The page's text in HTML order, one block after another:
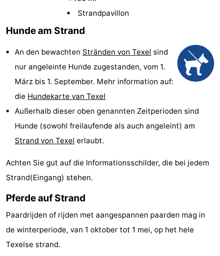
Aussichtspunkte
Übernachten
Appartements
en
Zee
De
Vlijt
-
Hoeve
Holland
-
Land
-
Strandpavillon
Hunde am Strand
An den bewachten Stränden von Texel sind
nur angeleinte Hunde zugestanden, vom 1.
März bis 1. September. Mehr information auf:
die Hundekarte van Texel
Außerhalb dieser oben genannten Zeitperioden sind
Hunde (sowohl freilaufende als auch angeleint) am
Strand von Texel erlaubt.
Achten Sie gut auf die Informationsschilder, die bei jedem
Strand(Eingang) stehen.
Pferde auf Strand
Paardrijden of rijden met aangespannen paarden mag in
de winterperiode, van 1 oktober tot 1 mei, op het hele
Texelse strand.